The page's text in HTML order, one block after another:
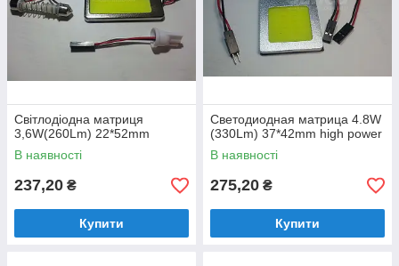
Світлодіодна матриця
3,6W(260Lm) 22*52mm
В наявності
237,20 ₴
Купити
Светодиодная матрица 4.8W
(330Lm) 37*42mm high power
В наявності
275,20 ₴
Купити